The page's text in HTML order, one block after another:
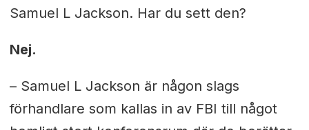
Samuel L Jackson. Har du sett den?
Nej.
– Samuel L Jackson är någon slags
förhandlare som kallas in av FBI till något